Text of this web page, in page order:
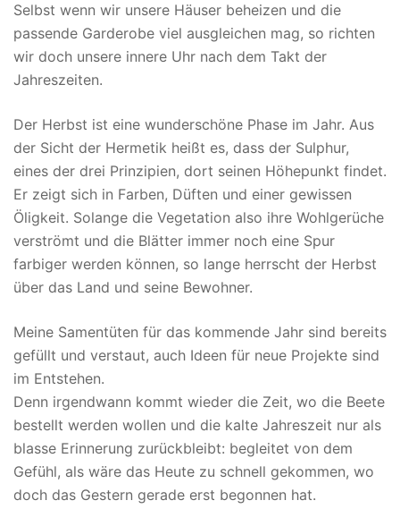
Selbst wenn wir unsere Häuser beheizen und die
passende Garderobe viel ausgleichen mag, so richten
wir doch unsere innere Uhr nach dem Takt der
Jahreszeiten.
Der Herbst ist eine wunderschöne Phase im Jahr. Aus
der Sicht der Hermetik heißt es, dass der Sulphur,
eines der drei Prinzipien, dort seinen Höhepunkt findet.
Er zeigt sich in Farben, Düften und einer gewissen
Öligkeit. Solange die Vegetation also ihre Wohlgerüche
verströmt und die Blätter immer noch eine Spur
farbiger werden können, so lange herrscht der Herbst
über das Land und seine Bewohner.
Meine Samentüten für das kommende Jahr sind bereits
gefüllt und verstaut, auch Ideen für neue Projekte sind
im Entstehen.
Denn irgendwann kommt wieder die Zeit, wo die Beete
bestellt werden wollen und die kalte Jahreszeit nur als
blasse Erinnerung zurückbleibt: begleitet von dem
Gefühl, als wäre das Heute zu schnell gekommen, wo
doch das Gestern gerade erst begonnen hat.